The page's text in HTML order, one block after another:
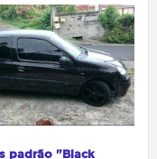
padrão "Black